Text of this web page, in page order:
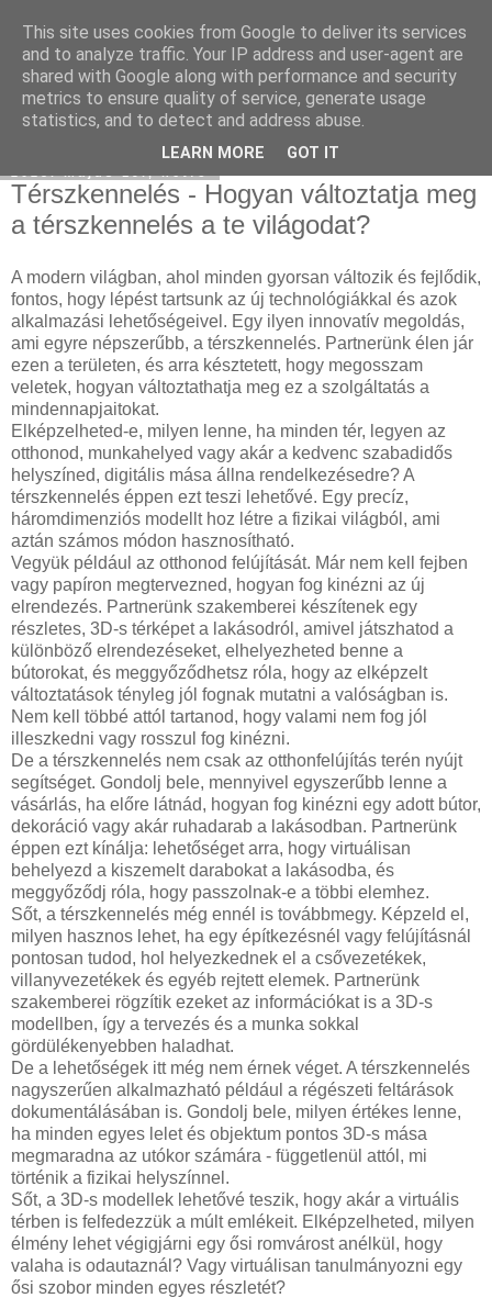
Használt Tesla
Térszkennelés - Hogyan változtatja meg
a térszkennelés a te világodat?
A modern világban, ahol minden gyorsan változik és fejlődik,
fontos, hogy lépést tartsunk az új technológiákkal és azok
alkalmazási lehetőségeivel. Egy ilyen innovatív megoldás,
ami egyre népszerűbb, a térszkennelés. Partnerünk élen jár
ezen a területen, és arra késztetett, hogy megosszam
veletek, hogyan változtathatja meg ez a szolgáltatás a
mindennapjaitokat.
Elképzelheted-e, milyen lenne, ha minden tér, legyen az
otthonod, munkahelyed vagy akár a kedvenc szabadidős
helyszíned, digitális mása állna rendelkezésedre? A
térszkennelés éppen ezt teszi lehetővé. Egy precíz,
háromdimenziós modellt hoz létre a fizikai világból, ami
aztán számos módon hasznosítható.
Vegyük például az otthonod felújítását. Már nem kell fejben
vagy papíron megtervezned, hogyan fog kinézni az új
elrendezés. Partnerünk szakemberei készítenek egy
részletes, 3D-s térképet a lakásodról, amivel játszhatod a
különböző elrendezéseket, elhelyezheted benne a
bútorokat, és meggyőződhetsz róla, hogy az elképzelt
változtatások tényleg jól fognak mutatni a valóságban is.
Nem kell többé attól tartanod, hogy valami nem fog jól
illeszkedni vagy rosszul fog kinézni.
De a térszkennelés nem csak az otthonfelújítás terén nyújt
segítséget. Gondolj bele, mennyivel egyszerűbb lenne a
vásárlás, ha előre látnád, hogyan fog kinézni egy adott bútor,
dekoráció vagy akár ruhadarab a lakásodban. Partnerünk
éppen ezt kínálja: lehetőséget arra, hogy virtuálisan
behelyezd a kiszemelt darabokat a lakásodba, és
meggyőződj róla, hogy passzolnak-e a többi elemhez.
Sőt, a térszkennelés még ennél is továbbmegy. Képzeld el,
milyen hasznos lehet, ha egy építkezésnél vagy felújításnál
pontosan tudod, hol helyezkednek el a csővezetékek,
villanyvezetékek és egyéb rejtett elemek. Partnerünk
szakemberei rögzítik ezeket az információkat is a 3D-s
modellben, így a tervezés és a munka sokkal
gördülékenyebben haladhat.
De a lehetőségek itt még nem érnek véget. A térszkennelés
nagyszerűen alkalmazható például a régészeti feltárások
dokumentálásában is. Gondolj bele, milyen értékes lenne,
ha minden egyes lelet és objektum pontos 3D-s mása
megmaradna az utókor számára - függetlenül attól, mi
történik a fizikai helyszínnel.
Sőt, a 3D-s modellek lehetővé teszik, hogy akár a virtuális
térben is felfedezzük a múlt emlékeit. Elképzelheted, milyen
élmény lehet végigjárni egy ősi romvárost anélkül, hogy
valaha is odautaznál? Vagy virtuálisan tanulmányozni egy
ősi szobor minden egyes részletét?
This site uses cookies from Google to deliver its services
and to analyze traffic. Your IP address and user-agent are
shared with Google along with performance and security
metrics to ensure quality of service, generate usage
statistics, and to detect and address abuse.
LEARN MORE GOT IT